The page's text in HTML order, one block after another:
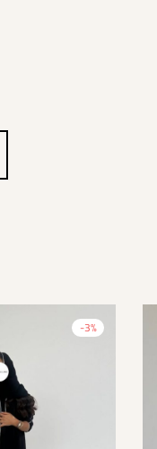
-3%